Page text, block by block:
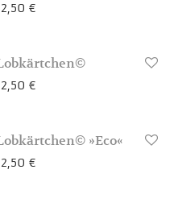
€
3-4 Werktage
12,50 €
€.
€
3-4 Werktage
»Eco«
€